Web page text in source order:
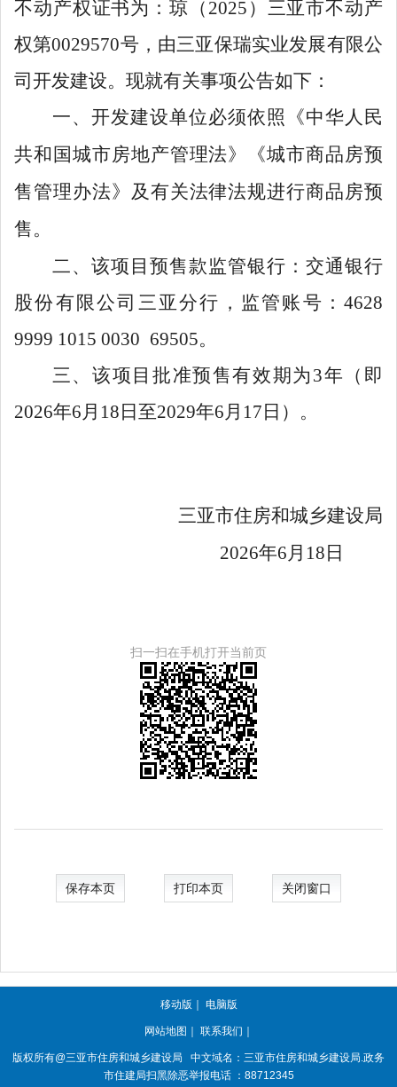
不动产权证书为：琼（ 2025 ）三亚市不动产
权第0029570号，由三亚保瑞实业发展有限公
司开发建设。现就有关事项公告如下：
一、开发建设单位必须依照《中华人民
共和国城市房地产管理法》《城市商品房预
售管理办法》及有关法律法规进行商品房预
售。
二、该项目预售款监管银行：交通银行
股份有限公司三亚分行，监管账号： 4628
9999 1015 0030 69505。
三、该项目批准预售有效期为 3年（即
2026年6 月 18 日至2029年6 月 17 日）。
三亚市住房和城乡建设局
2026年6 月 18 日
扫一扫在手机打开当前页
保存本页 打印本页 关闭窗口
移动版 ｜ 电脑版
网站地图 ｜ 联系我们 ｜
版权所有@三亚市住房和城乡建设局
中文域名：三亚市住房和城乡建设局.政务
市住建局扫黑除恶举报电话 ：88712345